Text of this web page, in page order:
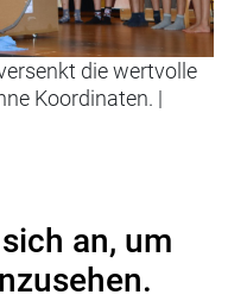
die wertvolle
Koordinaten. |
an, um